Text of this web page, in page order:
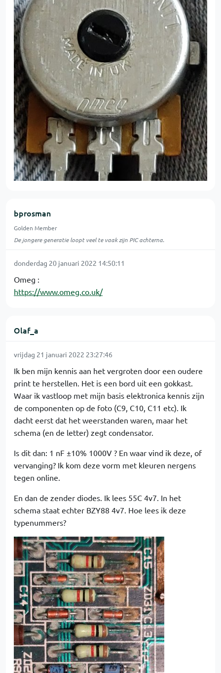
bprosman
Golden Member
De jongere generatie loopt veel te vaak zijn PIC achterna.
donderdag 20 januari 2022 14:50:11
Omeg :
https://www.omeg.co.uk/
Olaf_a
vrijdag 21 januari 2022 23:27:46
Ik ben mijn kennis aan het vergroten door een oudere
print te herstellen. Het is een bord uit een gokkast.
Waar ik vastloop met mijn basis elektronica kennis zijn
de componenten op de foto (C9, C10, C11 etc). Ik
dacht eerst dat het weerstanden waren, maar het
schema (en de letter) zegt condensator.
Is dit dan: 1 nF ±10% 1000V ? En waar vind ik deze, of
vervanging? Ik kom deze vorm met kleuren nergens
tegen online.
En dan de zender diodes. Ik lees 55C 4v7. In het
schema staat echter BZY88 4v7. Hoe lees ik deze
typenummers?